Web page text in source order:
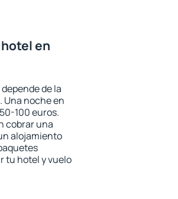
en
de la
noche en
100 euros.
cobrar una
alojamiento
tu hotel y vuelo